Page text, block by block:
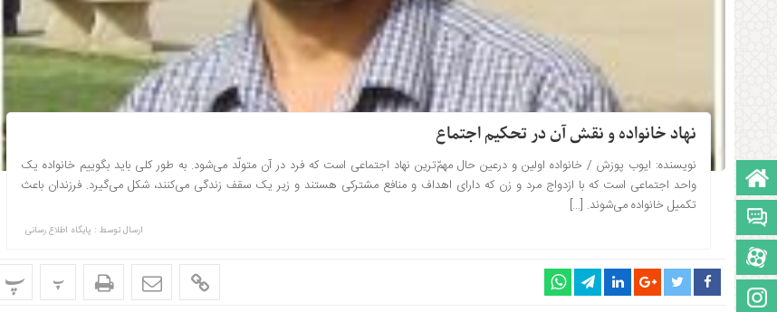
صفحه نخست
اینستاگرام
نهاد خانواده و نقش آن در تحکیم اجتماع
نویسنده: ایوب پوزش / خانواده اولین و درعین حال مهمّ‌ترین نهاد اجتماعی است که فرد در آن متولّد می‌شود. به طور کلی باید بگوییم خانواده یک
واحد اجتماعی است که با ازدواج مرد و زن که دارای اهداف و منافع مشترکی هستند و زیر یک سقف زندگی می‌کنند، شکل می‌گیرد. فرزندان باعث
تکمیل خانواده می‌شوند. […]
ارسال توسط : پایگاه اطلاع رسانی
پ پ